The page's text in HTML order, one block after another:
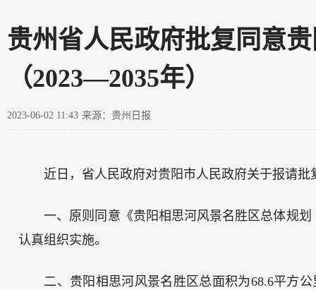
贵州省人民政府批复同意
（2023—2035年）
2023-06-02 11:43 来源：贵州日报
近日，省人民政府对贵阳市人民政府关于报请
一、原则同意《贵阳相思河风景名胜区总体规
认真组织实施。
二、贵阳相思河风景名胜区总面积为68.6平方